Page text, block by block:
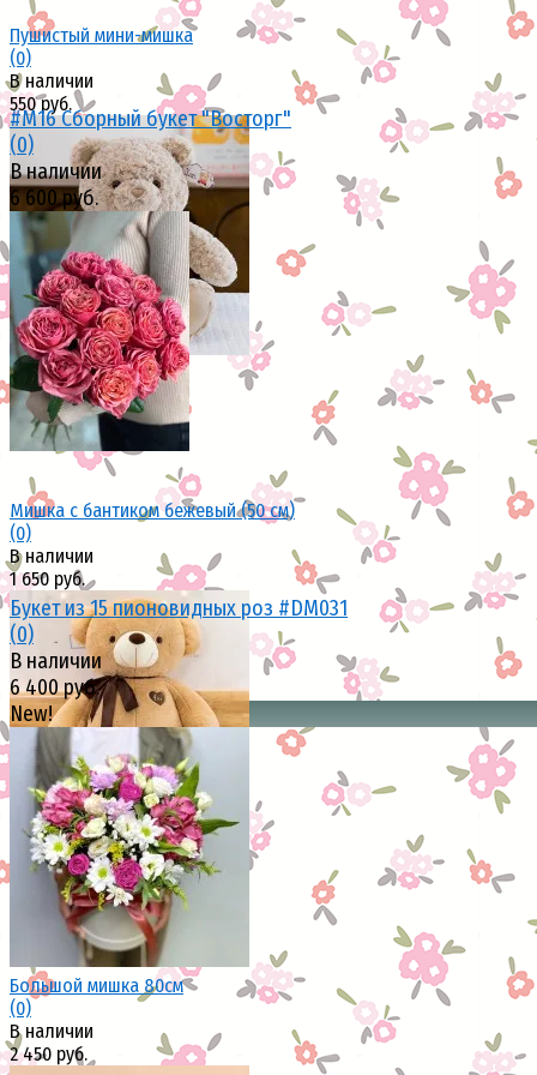
избранное сравнить
Пушистый мини-мишка
(0)
В наличии
550 руб.
избранное сравнить
Мишка с бантиком бежевый (50 см)
(0)
В наличии
1 650 руб.
Большой мишка 80см
(0)
В наличии
2 450 руб.
избранное сравнить
#M16 Сборный букет "Восторг"
(0)
В наличии
6 600 руб.
избранное сравнить
Букет из 15 пионовидных роз #DM031
(0)
В наличии
6 400 руб.
New!